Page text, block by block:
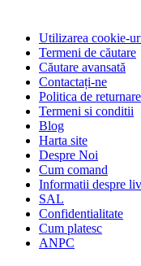
Utilizarea cookie-
Termeni de căutare
Căutare avansată
Contactați-ne
Politica de returnare
Termeni si conditii
Blog
Harta site
Despre Noi
Cum comand
Informatii despre
SAL
Confidentialitate
Cum platesc
ANPC